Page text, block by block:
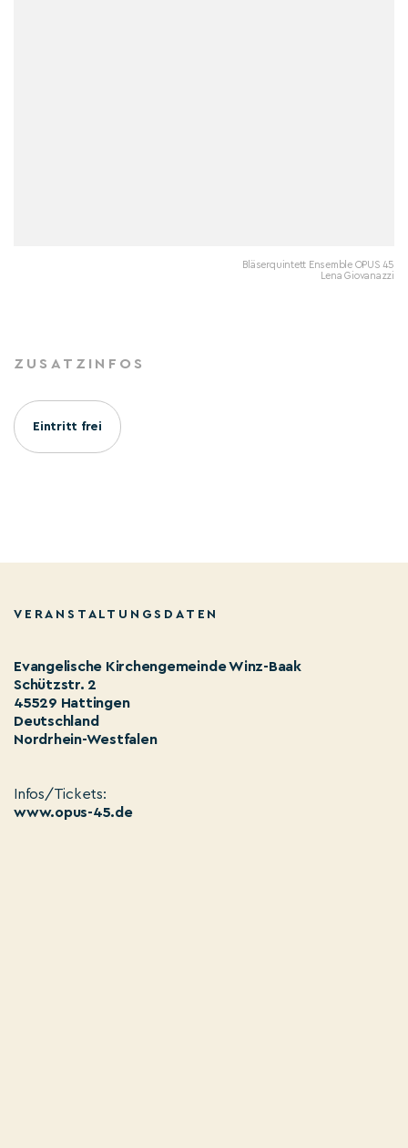
Bläserquintett Ensemble OPUS 45
Lena Giovanazzi
ZUSATZINFOS
Eintritt frei
VERANSTALTUNGSDATEN
Evangelische Kirchengemeinde Winz-Baak
Schützstr. 2
45529 Hattingen
Deutschland
Nordrhein-Westfalen
Infos/Tickets:
www.opus-45.de